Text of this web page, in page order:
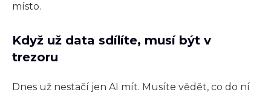
místo.
Když už data sdílíte, musí být v
trezoru
Dnes už nestačí jen AI mít. Musíte vědět, co do ní